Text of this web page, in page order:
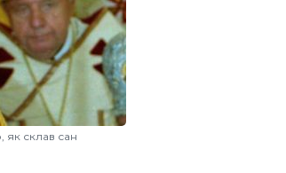
склав сан